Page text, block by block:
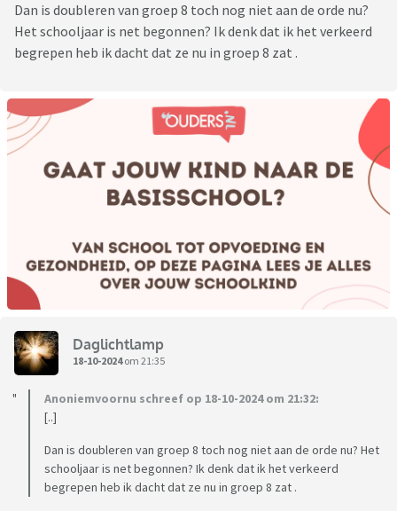
Dan is doubleren van groep 8 toch nog niet aan de orde nu?
Het schooljaar is net begonnen? Ik denk dat ik het verkeerd
begrepen heb ik dacht dat ze nu in groep 8 zat .
Daglichtlamp
18-10-2024om 21:35
Anoniemvoornu schreef op 18-10-2024 om 21:32:
[..]
Dan is doubleren van groep 8 toch nog niet aan de orde nu? Het
schooljaar is net begonnen? Ik denk dat ik het verkeerd
begrepen heb ik dacht dat ze nu in groep 8 zat .